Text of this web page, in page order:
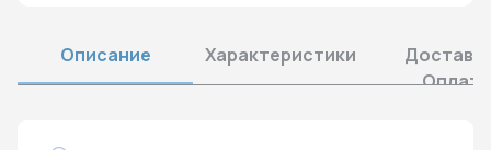
Описание Характеристики
Оплата